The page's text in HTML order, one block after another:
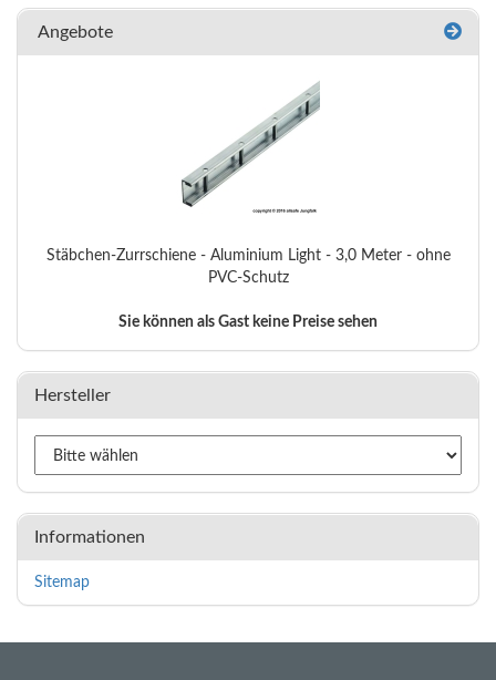
Angebote
Stäbchen-Zurrschiene - Aluminium Light - 3,0 Meter - ohne
PVC-Schutz
Sie können als Gast keine Preise sehen
Hersteller
Informationen
Sitemap